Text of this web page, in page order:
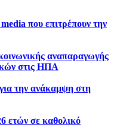
που επιτρέπουν την
αναπαραγωγής
στις ΗΠΑ
την ανάκαμψη στη
ετών σε καθολικό